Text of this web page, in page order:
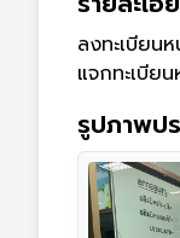
ลงทะเบียน
แจกทะเบีย
รูปภาพป